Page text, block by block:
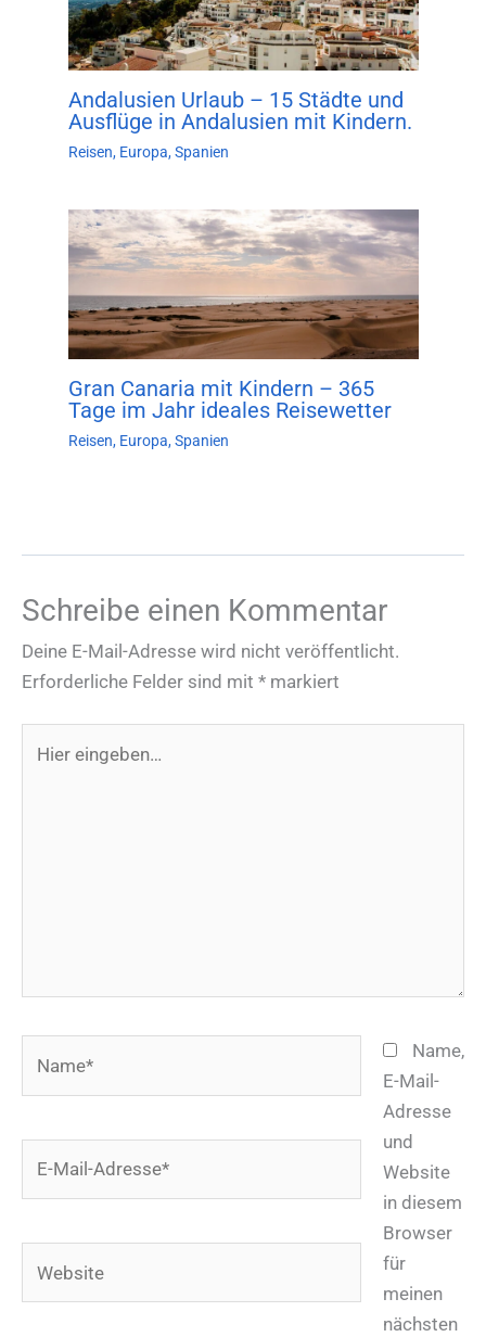
Andalusien Urlaub – 15 Städte und
Ausflüge in Andalusien mit Kindern.
Reisen, Europa,Spanien
Gran Canaria mit Kindern – 365
Tage im Jahr ideales Reisewetter
Reisen, Europa,Spanien
Schreibe einen Kommentar
Deine E-Mail-Adresse wird nicht veröffentlicht.
Erforderliche Felder sind mit * markiert
eingeben…
Name,
E-Mail-
Adresse
und
Website
in diesem
Browser
für
meinen
nächsten